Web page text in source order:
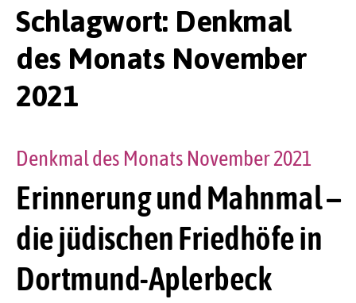
Schlagwort: Denkmal
des Monats November
2021
Erinnerung und Mahnmal –
die jüdischen Friedhöfe in
Dortmund-Aplerbeck
Denkmal des Monats November 2021